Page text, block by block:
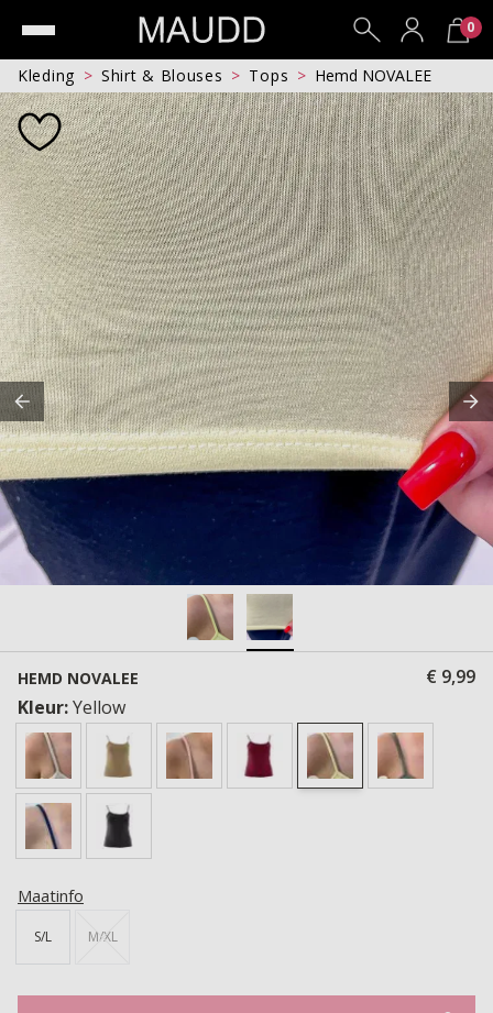
0
Kleding Shirt & Blouses Tops Hemd NOVALEE
HEMD NOVALEE
€ 9,99
Kleur:Yellow
Maatinfo
S/L M/XL